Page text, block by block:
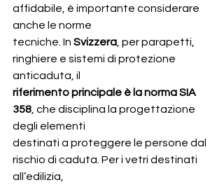
affidabile, è importante considerare
anche le norme
tecniche. In Svizzera, per parapetti,
ringhiere e sistemi di protezione
anticaduta, il
riferimento principale è la norma SIA
358, che disciplina la progettazione
degli elementi
destinati a proteggere le persone dal
rischio di caduta. Per i vetri destinati
all’edilizia,